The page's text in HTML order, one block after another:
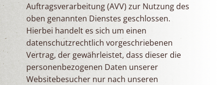
Auftragsverarbeitung (AVV) zur Nutzung des
oben genannten Dienstes geschlossen.
Hierbei handelt es sich um einen
datenschutzrechtlich vorgeschriebenen
Vertrag, der gewährleistet, dass dieser die
personenbezogenen Daten unserer
Websitebesucher nur nach unseren